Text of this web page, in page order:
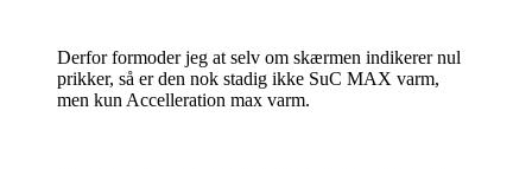
Derfor formoder jeg at selv om skærmen indikerer nul
prikker, så er den nok stadig ikke SuC MAX varm,
men kun Accelleration max varm.